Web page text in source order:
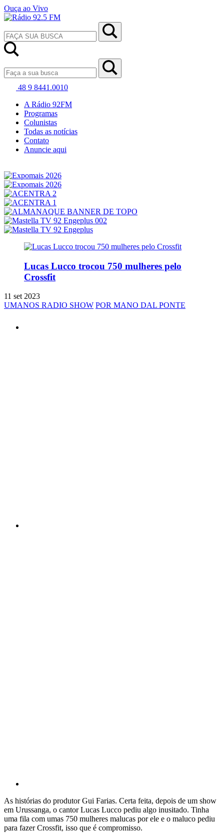
Ouça ao Vivo
48 9 8441.0010
A Rádio 92FM
Programas
Colunistas
Todas as notícias
Contato
Anuncie aqui
Lucas Lucco trocou 750 mulheres pelo
Crossfit
11 set 2023
UMANOS RADIO SHOW POR MANO DAL PONTE
As histórias do produtor Gui Farias. Certa feita, depois de um show
em Urussanga, o cantor Lucas Lucco pediu algo inusitado. Tinha
uma fila com umas 750 mulheres malucas por ele e o maluco pediu
para fazer Crossfit, isso que é compromisso.